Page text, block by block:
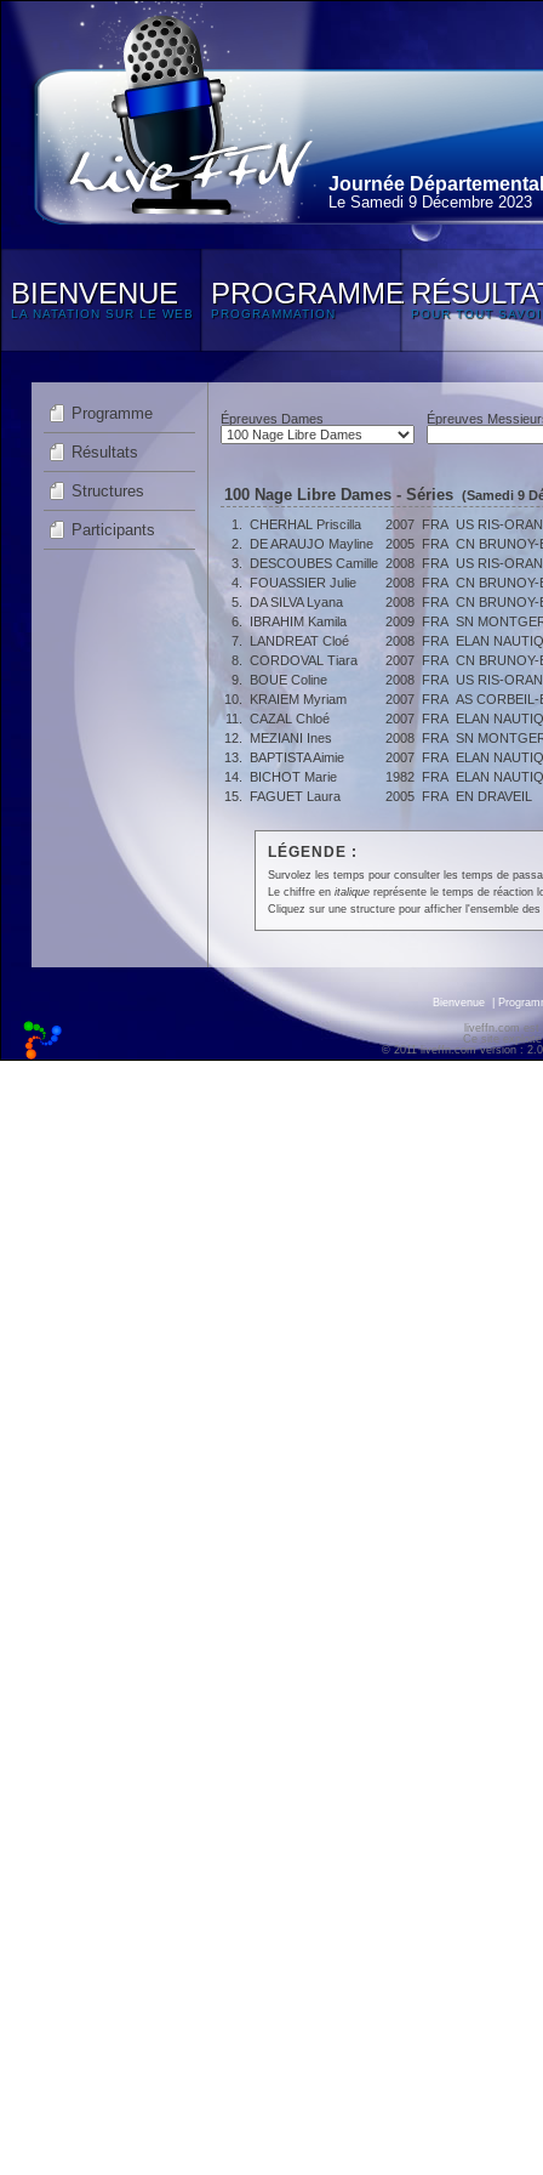
Journée
Le Samedi 9 Décembre 2023
BIENVENUE
LA NATATION SUR LE WEB
PROGRAMME
PROGRAMMATION POUR TOUT
Programme
Résultats
Structures
Participants
Épreuves Dames Épreuves
100 Nage Libre Dames - Séries (Samedi 9
1.
CHERHAL Priscilla 2007 FRA US RIS-
2.
DE ARAUJO Mayline 2005 FRA CN BRUNOY-
3.
DESCOUBES Camille 2008 FRA US RIS-
4.
FOUASSIER Julie 2008 FRA CN BRUNOY-
5.
DA SILVA Lyana 2008 FRA CN BRUNOY-
6.
IBRAHIM Kamila 2009 FRA SN
7.
LANDREAT Cloé 2008 FRA ELAN
8.
CORDOVAL Tiara 2007 FRA CN BRUNOY-
9.
BOUE Coline 2008 FRA US RIS-
10.
KRAIEM Myriam 2007 FRA AS CORBEIL-
11.
CAZAL Chloé 2007 FRA ELAN
12.
MEZIANI Ines 2008 FRA SN
13.
BAPTISTA Aimie 2007 FRA ELAN
14.
BICHOT Marie 1982 FRA ELAN
15.
FAGUET Laura 2005 FRA EN DRAVEIL
LÉGENDE :
Survolez les temps pour consulter les temps de
Le chiffre en italiquereprésente le temps de réaction
Cliquez sur une structure pour afficher l'ensemble
Bienvenue
liveffn.com est
Ce site
© 2011 liveffn.com version :